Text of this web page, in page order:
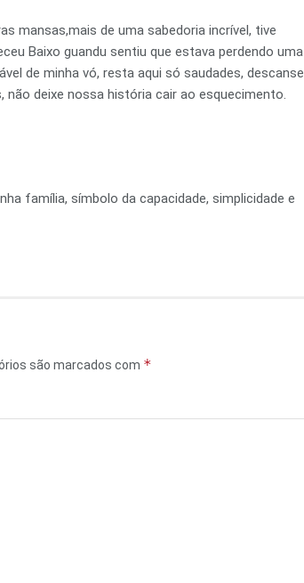
mansas,mais de uma sabedoria incrível, tive
Baixo guandu sentiu que estava perdendo uma
de minha vó, resta aqui só saudades, descanse
não deixe nossa história cair ao esquecimento.
família, símbolo da capacidade, simplicidade e
são marcados com *